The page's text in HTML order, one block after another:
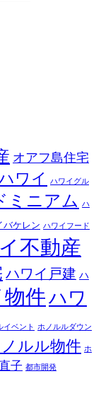
オアフ島住宅
ワイ ハワイグル
ミニアム ハ
バケレン ハワイフード
不動産
ハワイ戸建 ハ
件ハワ
イベント ホノルルダウン
ルル物件 ホ
子 都市開発